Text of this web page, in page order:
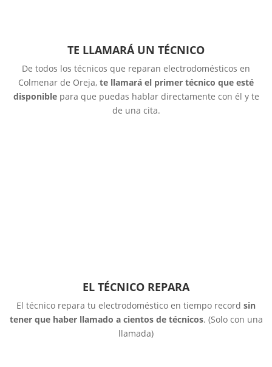
TE LLAMARÁ UN TÉCNICO
De todos los técnicos que reparan electrodomésticos en
Colmenar de Oreja, te llamará el primer técnico que esté
disponiblepara que puedas hablar directamente con él y te
de una cita.
EL TÉCNICO REPARA
El técnico repara tu electrodoméstico en tiempo record sin
tener que haber llamado a cientos de técnicos. (Solo con una
llamada)